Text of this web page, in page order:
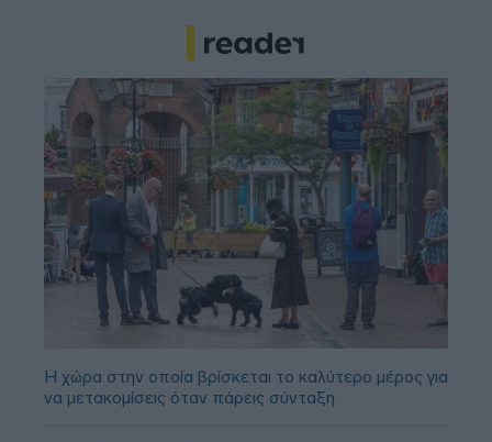
Η χώρα στην οποία βρίσκεται το καλύτερο μέρος για
να μετακομίσεις όταν πάρεις σύνταξη